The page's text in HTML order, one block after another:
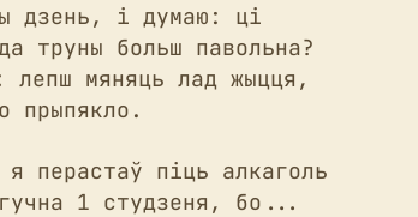
дзень, і думаю: ці
труны больш павольна?
лепш мяняць лад жыцця,
прыпякло.
перастаў піць алкаголь
1 студзеня, бо...